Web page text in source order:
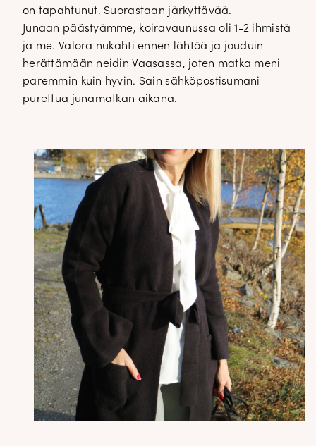
on tapahtunut. Suorastaan järkyttävää.
Junaan päästyämme, koiravaunussa oli 1-2 ihmistä
ja me. Valora nukahti ennen lähtöä ja jouduin
herättämään neidin Vaasassa, joten matka meni
paremmin kuin hyvin. Sain sähköpostisumani
purettua junamatkan aikana.